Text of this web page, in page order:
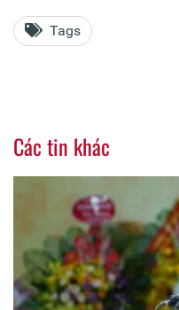
Tags
Các tin khác